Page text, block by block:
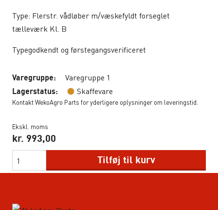
Type: Flerstr. vådløber m/væskefyldt forseglet
tælleværk Kl. B
Typegodkendt og førstegangsverificeret
Varegruppe: Varegruppe 1
Lagerstatus: Skaffevare
Kontakt WekoAgro Parts for yderligere oplysninger om leveringstid.
Ekskl. moms
kr. 993,00
Tilføj til kurv